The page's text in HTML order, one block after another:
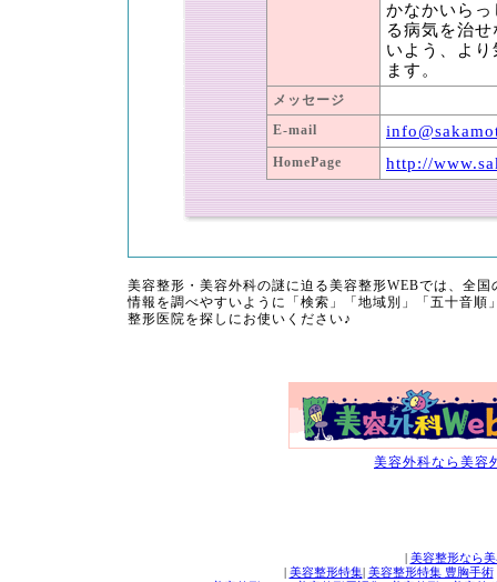
かなかいら
る病気を治
いよう、よ
ます。
メッセージ
E-mail
HomePage http://
美容整形・美容外科の謎に迫る美容整形WEBでは、全
情報を調べやすいように「検索」「地域別」「五十音
整形医院を探しにお使いください♪
美容外科なら美容
| 美容整形なら
| 美容整形特集| 美容整形特集 豊胸手術